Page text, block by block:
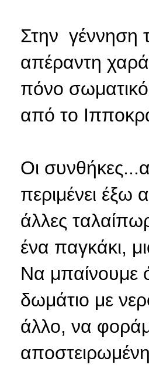
Στην γέννηση
απέραντη
πόνο
από το
Οι
περιμένει έξω
άλλες
ένα παγκάκι,
Να μπαίνουμε
δωμάτιο με
άλλο, να